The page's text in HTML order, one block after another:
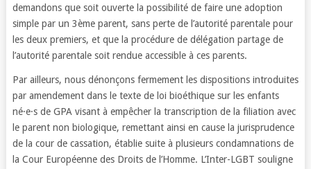
demandons que soit ouverte la possibilité de faire une adoption
simple par un 3ème parent, sans perte de l’autorité parentale pour
les deux premiers, et que la procédure de délégation partage de
l’autorité parentale soit rendue accessible à ces parents.
Par ailleurs, nous dénonçons fermement les dispositions introduites
par amendement dans le texte de loi bioéthique sur les enfants
né·e·s de GPA visant à empêcher la transcription de la filiation avec
le parent non biologique, remettant ainsi en cause la jurisprudence
de la cour de cassation, établie suite à plusieurs condamnations de
la Cour Européenne des Droits de l’Homme. L’Inter-LGBT souligne